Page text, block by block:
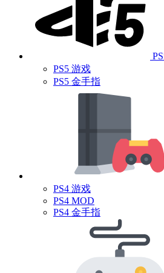
PS5 游戏
PS5 金手指
PS4 游戏
PS4 MOD
PS4 金手指